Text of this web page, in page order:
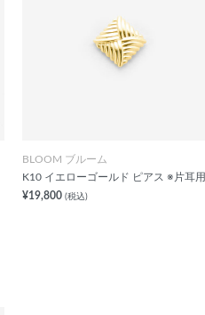
BLOOM ブルーム
K10 イエローゴールド ピアス ※片耳用
¥19,800 (税込)